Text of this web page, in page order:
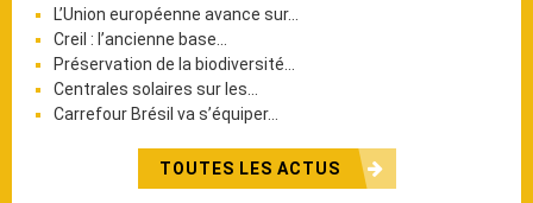
L’Union européenne avance sur…
Creil : l’ancienne base…
Préservation de la biodiversité…
Centrales solaires sur les…
Carrefour Brésil va s’équiper…
TOUTES LES ACTUS